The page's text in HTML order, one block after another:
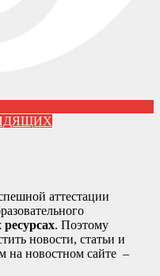
аттестации
ресурсах. Поэтому
новости, статьи и
на новостном сайте –